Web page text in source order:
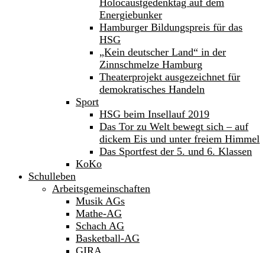
Holocaustgedenktag auf dem
Energiebunker
Hamburger Bildungspreis für das
HSG
„Kein deutscher Land“ in der
Zinnschmelze Hamburg
Theaterprojekt ausgezeichnet für
demokratisches Handeln
Sport
HSG beim Insellauf 2019
Das Tor zu Welt bewegt sich – auf
dickem Eis und unter freiem Himmel
Das Sportfest der 5. und 6. Klassen
KoKo
Schulleben
Arbeitsgemeinschaften
Musik AGs
Mathe-AG
Schach AG
Basketball-AG